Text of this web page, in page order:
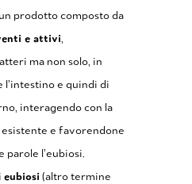
prodotto composto da
e attivi,
ma non solo, in
l’intestino e quindi di
interagendo con la
e favorendone
parole l’eubiosi.
eubiosi (altro termine